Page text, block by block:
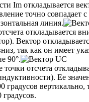
Im откладывается
точно совпадает
линия.
откладывается
Вектор
так как он имеет
90°.
отсчета
Ее
градусов вертикально,